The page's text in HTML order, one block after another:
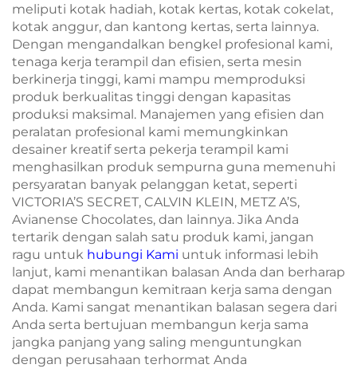
meliputi kotak hadiah, kotak kertas, kotak cokelat,
kotak anggur, dan kantong kertas, serta lainnya.
Dengan mengandalkan bengkel profesional kami,
tenaga kerja terampil dan efisien, serta mesin
berkinerja tinggi, kami mampu memproduksi
produk berkualitas tinggi dengan kapasitas
produksi maksimal. Manajemen yang efisien dan
peralatan profesional kami memungkinkan
desainer kreatif serta pekerja terampil kami
menghasilkan produk sempurna guna memenuhi
persyaratan banyak pelanggan ketat, seperti
VICTORIA’S SECRET, CALVIN KLEIN, METZ A’S,
Avianense Chocolates, dan lainnya. Jika Anda
tertarik dengan salah satu produk kami, jangan
ragu untuk hubungi Kami untuk informasi lebih
lanjut, kami menantikan balasan Anda dan berharap
dapat membangun kemitraan kerja sama dengan
Anda. Kami sangat menantikan balasan segera dari
Anda serta bertujuan membangun kerja sama
jangka panjang yang saling menguntungkan
dengan perusahaan terhormat Anda